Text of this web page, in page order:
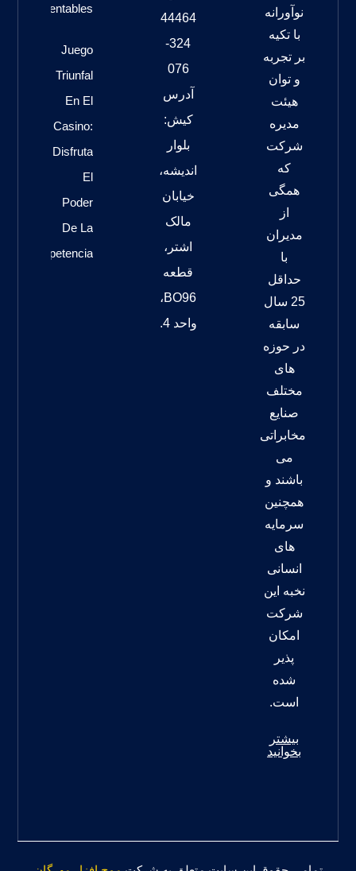
نوآورانه
با تکیه
بر تجربه
و توان
هیئت
مدیره
شرکت
که
همگی
از
مدیران
با
حداقل
25 سال
سابقه
در حوزه
های
مختلف
صنایع
مخابراتی
می
باشند و
همچنین
سرمایه
های
انسانی
نخبه این
شرکت
امکان
پذیر
شده
است.
بیشتر
بخوانید
44464
324-
076
آدرس
کیش:
بلوار
اندیشه،
خیابان
مالک
اشتر،
قطعه
BO96،
واحد 4.
Rentables
Juego
Triunfal
En El
Casino:
Disfruta
El
Poder
De La
Competencia